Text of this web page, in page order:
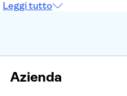
Reggia di Caserta
Leggi tutto
Azienda